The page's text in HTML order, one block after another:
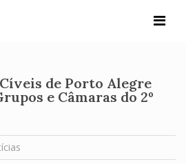
de Porto Alegre
e Câmaras do 2º